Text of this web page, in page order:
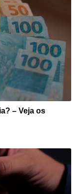
– Veja os